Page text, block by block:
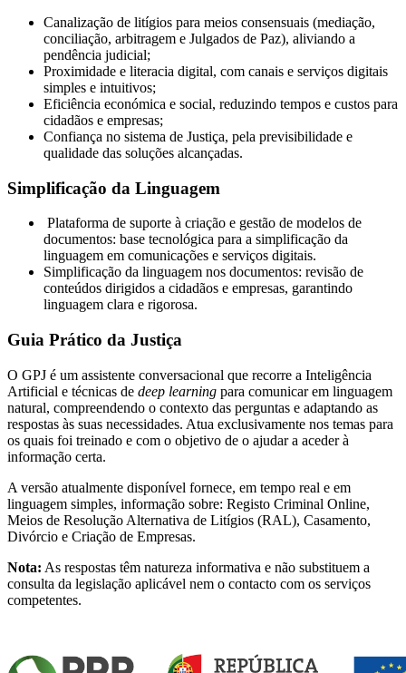
Canalização de litígios para meios consensuais (mediação,
conciliação, arbitragem e Julgados de Paz), aliviando a
pendência judicial;
Proximidade e literacia digital, com canais e serviços digitais
simples e intuitivos;
Eficiência económica e social, reduzindo tempos e custos para
cidadãos e empresas;
Confiança no sistema de Justiça, pela previsibilidade e
qualidade das soluções alcançadas.
Simplificação da Linguagem
Plataforma de suporte à criação e gestão de modelos de
documentos: base tecnológica para a simplificação da
linguagem em comunicações e serviços digitais.
Simplificação da linguagem nos documentos: revisão de
conteúdos dirigidos a cidadãos e empresas, garantindo
linguagem clara e rigorosa.
Guia Prático da Justiça
O GPJ é um assistente conversacional que recorre a Inteligência
Artificial e técnicas de deep learning para comunicar em linguagem
natural, compreendendo o contexto das perguntas e adaptando as
respostas às suas necessidades. Atua exclusivamente nos temas para
os quais foi treinado e com o objetivo de o ajudar a aceder à
informação certa.
A versão atualmente disponível fornece, em tempo real e em
linguagem simples, informação sobre: Registo Criminal Online,
Meios de Resolução Alternativa de Litígios (RAL), Casamento,
Divórcio e Criação de Empresas.
Nota: As respostas têm natureza informativa e não substituem a
consulta da legislação aplicável nem o contacto com os serviços
competentes.